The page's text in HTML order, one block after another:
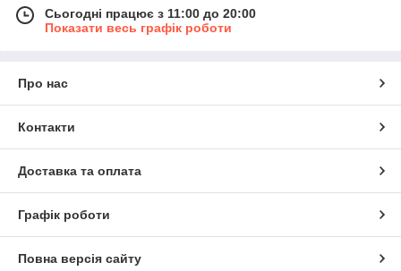
Сьогодні працює з 11:00 до 20:00
Показати весь графік роботи
Про нас
Контакти
Доставка та оплата
Графік роботи
Повна версія сайту